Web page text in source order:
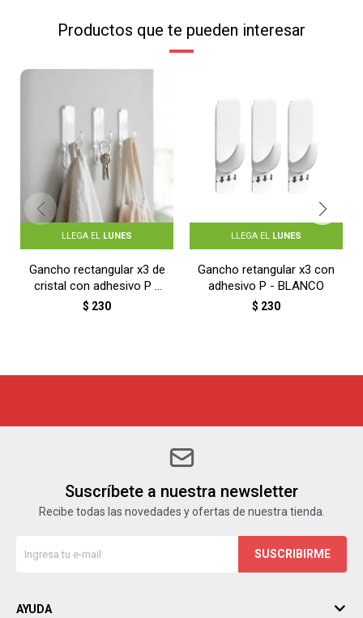
Productos que te pueden interesar
LLEGA EL LUNES
Gancho rectangular x3 de
cristal con adhesivo P -
TRANSPARENTE
$ 230
LLEGA EL LUNES
Gancho retangular x3 con
adhesivo P - BLANCO
$ 230
Suscríbete a nuestra newsletter
Recibe todas las novedades y ofertas de nuestra tienda.
SUSCRIBIRME
AYUDA